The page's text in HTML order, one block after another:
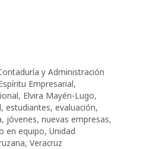
y Administración
Empresarial,
, Elvira Mayén-Lugo,
, estudiantes, evaluación,
, jóvenes, nuevas empresas,
en equipo, Unidad
, Veracruz